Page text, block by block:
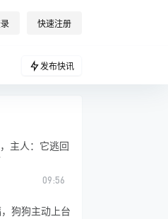
快速注册
发布快讯
主人：它逃回
09:56
狗狗主动上台